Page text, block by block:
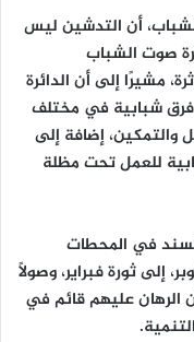
أن التدشين ليس
صوت الشباب
مشيرًا إلى أن الدائرة
شبابية في مختلف
والتمكين، إضافة إلى
للعمل تحت مظلة
في المحطات
إلى ثورة فبراير، وصولًا
الرهان عليهم قائم في